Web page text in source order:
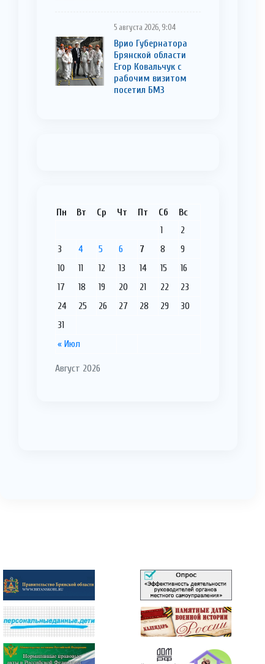
5 августа 2026, 9:04
Врио Губернатора
Брянской области
Егор Ковальчук с
рабочим визитом
посетил БМЗ
Август 2026
Пн Вт Ср Чт Пт Сб Вс
« Июл
1
2
3
4 5 6 7 8
9
10
11 12 13 14 15
16
17
18 19 20 21 22
23
24
25 26 27 28 29
30
31